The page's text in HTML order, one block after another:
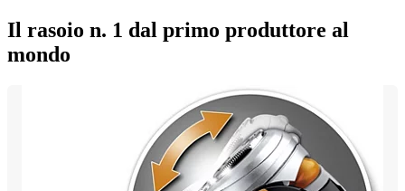
Il rasoio n. 1 dal primo produttore al
mondo